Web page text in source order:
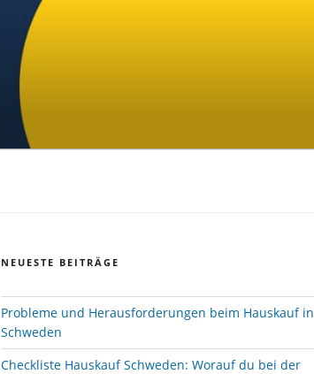
NEUESTE BEITRÄGE
Probleme und Herausforderungen beim Hauskauf in
Schweden
Checkliste Hauskauf Schweden: Worauf du bei der